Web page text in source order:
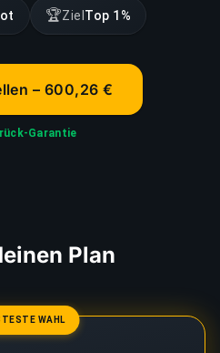
🏆Ziel Top 1%
– 600,26 €
Garantie
Plan
WAHL